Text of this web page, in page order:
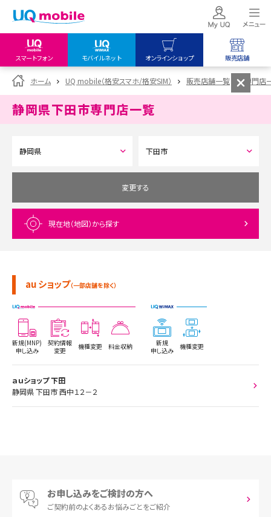
スマートフォン モバイルネット オンラインショップ 販売店舗
my UQ WiMAX
UQ WiMAX ご契約の方
My UQ mobile
データチャージサイト
UQ mobile
オンラインショップ
UQ WiMAX
UQ mobile
販売店舗
UQ WiMAX
ホーム UQ mobile（格安スマホ/格安SIM） 販売店舗一覧 専門店
静岡県下田市専門店一覧
変更する
現在地（地図）から探す
au ショップ（一部店舗を除く）
新規(MNP)
申し込み
契約情報
変更
機種変更 料金収納
新規
申し込み
機種変更
ａｕショップ 下田
静岡県 下田市 西中１２－２
お申し込みをご検討の方へ
ご契約前のよくあるお悩みごとをご紹介